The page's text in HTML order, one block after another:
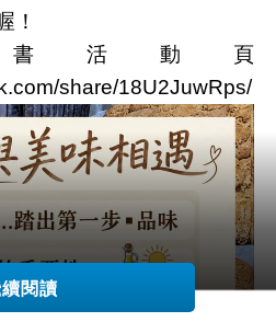
！
活動頁
share/18U2JuwRps/
閱讀